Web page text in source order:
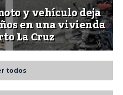
y vehículo deja
en una vivienda
La Cruz
todos